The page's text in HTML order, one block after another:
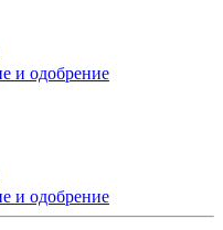
и одобрение
и одобрение